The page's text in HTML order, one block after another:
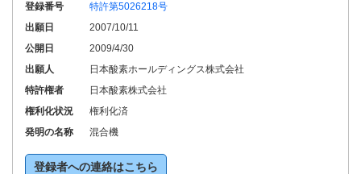
登録番号
特許第5026218号
出願日
2007/10/11
公開日
2009/4/30
出願人
日本酸素ホールディングス株式会社
特許権者
日本酸素株式会社
権利化状況
権利化済
発明の名称
混合機
登録者への連絡はこちら